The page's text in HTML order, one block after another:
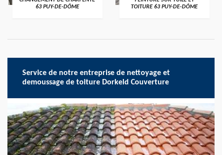
63 PUY-DE-DÔME
TOITURE 63 PUY-DE-DÔME
Service de notre entreprise de nettoyage et
demoussage de toiture Dorkeld Couverture